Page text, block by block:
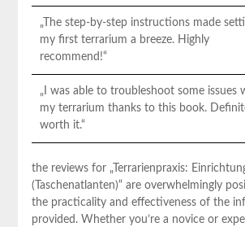
„The step-by-step instructions made
my ​first terrarium a breeze. Highly
recommend!“
„I was able to troubleshoot some issues
my terrarium thanks to this⁢ book.
worth ⁢it.“
the reviews for „Terrarienpraxis:
(Taschenatlanten)“ are overwhelmingly
the practicality and‍ effectiveness of the
provided. Whether you’re a⁤ novice or